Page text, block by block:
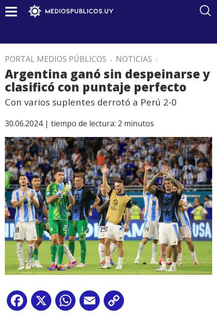
PORTAL MEDIOS PÚBLICOS . NOTICIAS .
Argentina ganó sin despeinarse y
clasificó con puntaje perfecto
Con varios suplentes derrotó a Perú 2-0
30.06.2024 | tiempo de lectura: 2 minutos
Facebook
X WhatsApp
Email